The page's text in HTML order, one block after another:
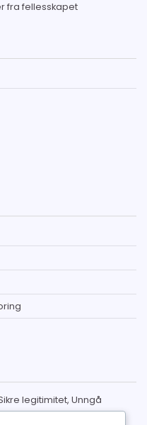
fra fellesskapet
legitimitet, Unngå